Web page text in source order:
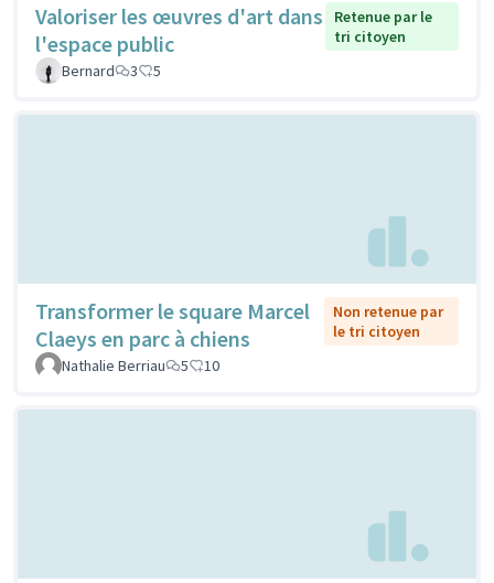
Valoriser les œuvres d'art dans
l'espace public
Retenue par le
tri citoyen
Bernard
3 5
Transformer le square Marcel
Claeys en parc à chiens
Non retenue par
le tri citoyen
Nathalie Berriau
5 10